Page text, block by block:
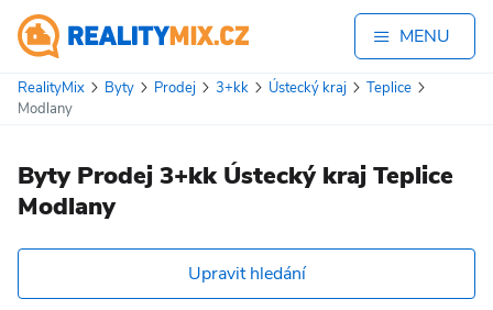
MENU
RealityMix Byty Prodej 3+kk Ústecký kraj
Teplice
Modlany
Byty Prodej 3+kk Ústecký kraj Teplice
Modlany
Upravit hledání